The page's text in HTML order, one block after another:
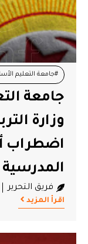
#جامعة التعليم
جامعة
وزارة
اضطراب
المدرسية
فريق التحرير
اقرأ المزيد